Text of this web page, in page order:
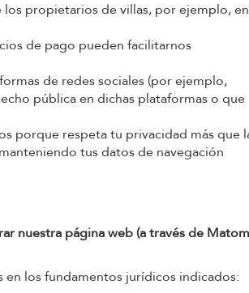
propietarios de villas, por ejemplo, en
de pago pueden facilitarnos
de redes sociales (por ejemplo,
pública en dichas plataformas o que
porque respeta tu privacidad más que
tus datos de navegación
nuestra página web (a través de
en los fundamentos jurídicos indicados: